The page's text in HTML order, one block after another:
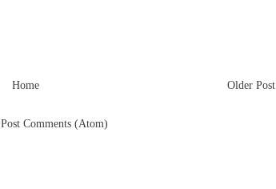
Older Post
Home
Post Comments (Atom)